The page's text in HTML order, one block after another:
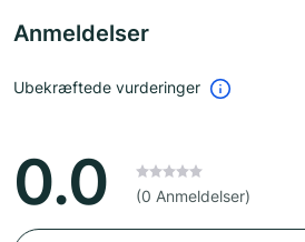
Anmeldelser
Ubekræftede vurderinger
0.0 (0 Anmeldelser)